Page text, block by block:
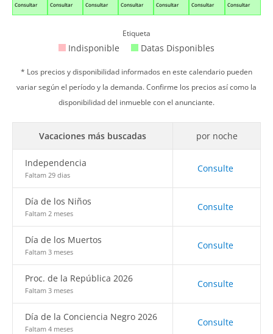
Consultar
Consultar
Consultar
Consultar
Consultar
Consultar
Consultar
Etiqueta
Indisponible Datas Disponibles
* Los precios y disponibilidad informados en este calendario pueden
variar según el período y la demanda. Confirme los precios así como la
disponibilidad del inmueble con el anunciante.
Vacaciones más buscadas por noche
Independencia
Faltam 29 dias
Consulte
Día de los Niños
Faltam 2 meses
Consulte
Día de los Muertos
Faltam 3 meses
Consulte
Proc. de la República 2026
Faltam 3 meses
Consulte
Día de la Conciencia Negro 2026
Faltam 4 meses
Consulte